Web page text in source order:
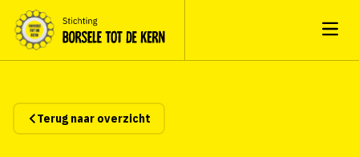
Terug naar overzicht